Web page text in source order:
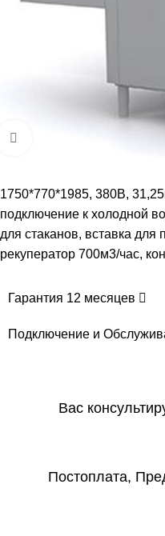
1750*770*1985, 380В,
подключение к холодной
для стаканов, вставка
рекуператор 700м3/час,
Гарантия 12 месяцев
Подключение и
Вас
Постоплата,